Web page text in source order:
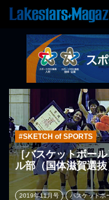
#SKETCH of SPORTS
［バスケットボー
ル部（国体滋賀選
2019年11月号 バスケットボ